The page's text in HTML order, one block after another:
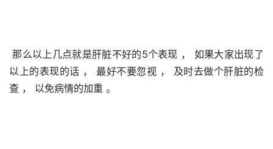
那么以上几点就是肝脏不好的5个表现 ， 如果大家出现了
以上的表现的话 ， 最好不要忽视 ， 及时去做个肝脏的检
查 ， 以免病情的加重 。